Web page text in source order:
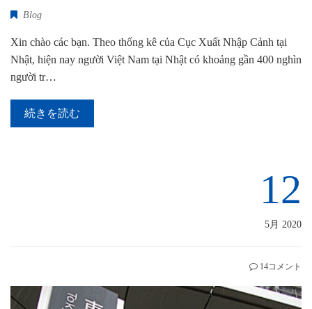
Blog
Xin chào các bạn. Theo thống kê của Cục Xuất Nhập Cảnh tại
Nhật, hiện nay người Việt Nam tại Nhật có khoảng gần 400 nghìn
người tr…
続きを読む
12
5月 2020
14コメント